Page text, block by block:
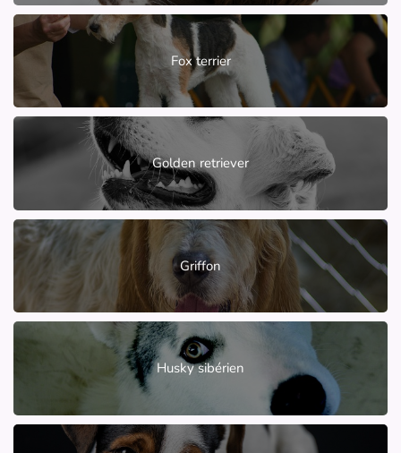
Fox terrier
Golden retriever
Griffon
Husky sibérien